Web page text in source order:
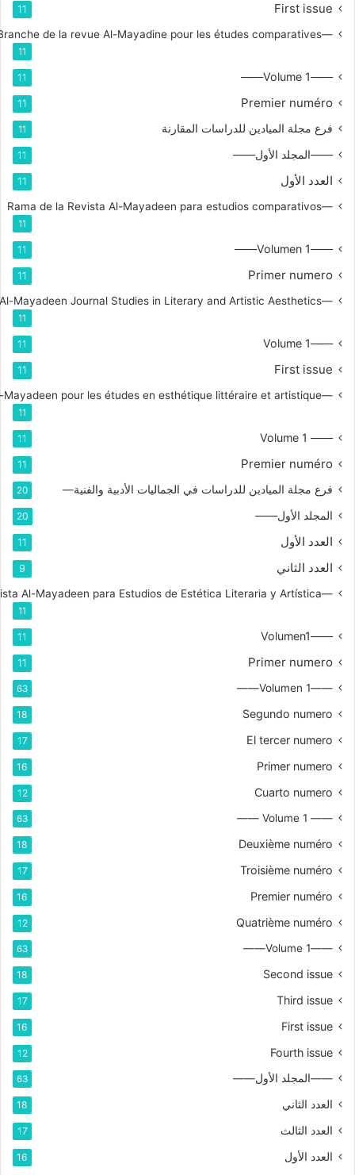
First issue
11
—Branche de la revue Al-Mayadine pour les études comparatives
11
——Volume 1——
11
Premier numéro
11
فرع مجلة الميادين للدراسات المقارنة 11
——المجلد الأول—— 11
العدد الأول 11
—Rama de la Revista Al-Mayadeen para estudios comparativos
11
——Volumen 1——
11
Primer numero
11
—Branch for Al-Mayadeen Journal Studies in Literary and Artistic Aesthetics
11
——Volume 1
11
First issue
11
—Branche de la revue Al-Mayadeen pour les études en esthétique littéraire et artistique
11
—— Volume 1
11
Premier numéro
11
فرع مجلة الميادين للدراسات في الجماليات الأدبية والفنية— 20
المجلد الأول—— 20
العدد الأول 11
العدد الثاني 9
—Rama de la Revista Al-Mayadeen para Estudios de Estética Literaria y Artística
11
——Volumen1
11
Primer numero
11
——Volumen 1——
63
Segundo numero
18
El tercer numero
17
Primer numero
16
Cuarto numero
12
—— Volume 1 ——
63
Deuxième numéro
18
Troisième numéro
17
Premier numéro
16
Quatrième numéro
12
——Volume 1——
63
Second issue
18
Third issue
17
First issue
16
Fourth issue
12
——المجلد الأول—— 63
العدد الثاني 18
العدد الثالث 17
العدد الأول 16